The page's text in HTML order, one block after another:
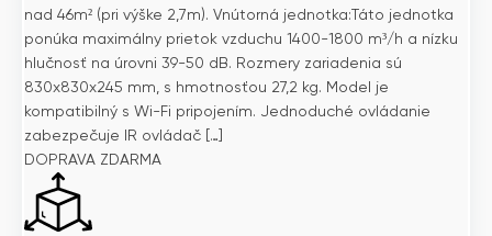
nad 46m² (pri výške 2,7m). Vnútorná jednotka:Táto jednotka
ponúka maximálny prietok vzduchu 1400-1800 m³/h a nízku
hlučnosť na úrovni 39-50 dB. Rozmery zariadenia sú
830x830x245 mm, s hmotnosťou 27,2 kg. Model je
kompatibilný s Wi-Fi pripojením. Jednoduché ovládanie
zabezpečuje IR ovládač […]
DOPRAVA ZDARMA